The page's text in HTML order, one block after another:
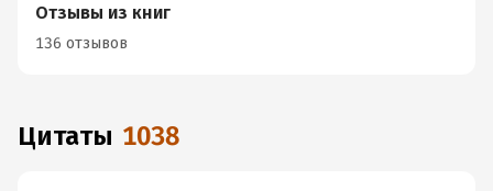
Отзывы из книг
136 отзывов
Цитаты 1038